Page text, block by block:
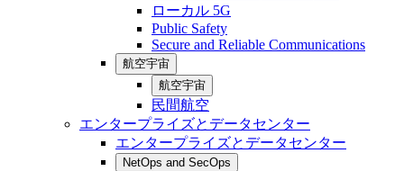
ローカル 5G
Public Safety
Secure and Reliable Communications
航空宇宙
航空宇宙
民間航空
エンタープライズとデータセンター
エンタープライズとデータセンター
NetOps and SecOps